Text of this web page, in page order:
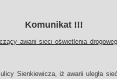
Komunikat !!!
awarii sieci oświetlenia
Sienkiewicza, iż awarii uległa